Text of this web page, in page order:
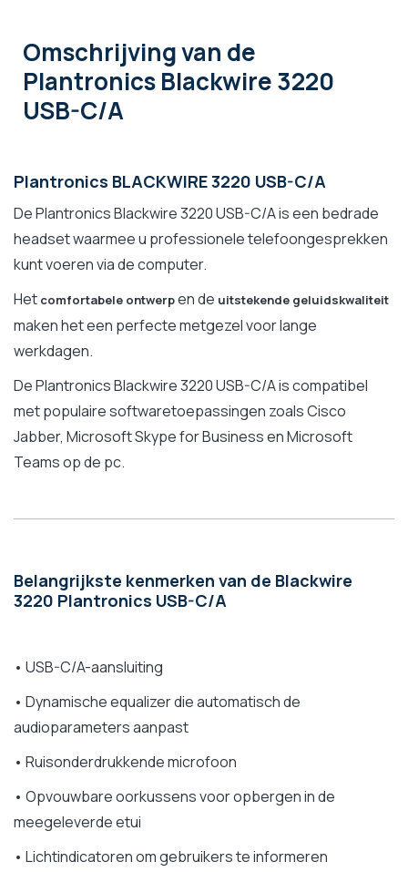
Omschrijvingvan de
Plantronics Blackwire 3220
USB-C/A
Plantronics BLACKWIRE 3220 USB-C/A
De Plantronics Blackwire 3220 USB-C/A is een bedrade
headset waarmee u professionele telefoongesprekken
kunt voeren via de computer.
Het comfortabele ontwerpen de uitstekende geluidskwaliteit
maken het een perfecte metgezel voor lange
werkdagen.
De Plantronics Blackwire 3220 USB-C/A is compatibel
met populaire softwaretoepassingen zoals Cisco
Jabber, Microsoft Skype for Business en Microsoft
Teams op de pc.
Belangrijkste kenmerken van de Blackwire
3220 Plantronics USB-C/A
• USB-C/A-aansluiting
• Dynamische equalizer die automatisch de
audioparameters aanpast
• Ruisonderdrukkende microfoon
• Opvouwbare oorkussens voor opbergen in de
meegeleverde etui
• Lichtindicatoren om gebruikers te informeren